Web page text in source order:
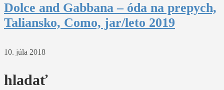
Dolce and Gabbana – óda na prepych,
Taliansko, Como, jar/leto 2019
10. júla 2018
hladať